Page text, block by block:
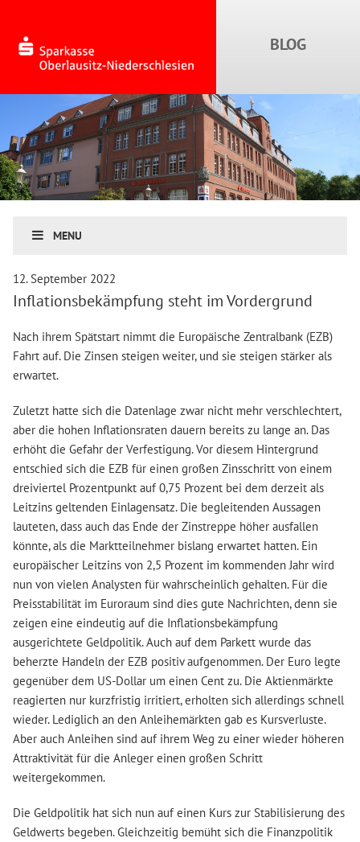
MENU
12. September 2022
Inflationsbekämpfung steht im Vordergrund
Nach ihrem Spätstart nimmt die Europäische Zentralbank (EZB)
Fahrt auf. Die Zinsen steigen weiter, und sie steigen stärker als
erwartet.
Zuletzt hatte sich die Datenlage zwar nicht mehr verschlechtert,
aber die hohen Inflationsraten dauern bereits zu lange an. Das
erhöht die Gefahr der Verfestigung. Vor diesem Hintergrund
entschied sich die EZB für einen großen Zinsschritt von einem
dreiviertel Prozentpunkt auf 0,75 Prozent bei dem derzeit als
Leitzins geltenden Einlagensatz. Die begleitenden Aussagen
lauteten, dass auch das Ende der Zinstreppe höher ausfallen
könnte, als die Marktteilnehmer bislang erwartet hatten. Ein
europäischer Leitzins von 2,5 Prozent im kommenden Jahr wird
nun von vielen Analysten für wahrscheinlich gehalten. Für die
Preisstabilität im Euroraum sind dies gute Nachrichten, denn sie
zeigen eine eindeutig auf die Inflationsbekämpfung
ausgerichtete Geldpolitik. Auch auf dem Parkett wurde das
beherzte Handeln der EZB positiv aufgenommen. Der Euro legte
gegenüber dem US-Dollar um einen Cent zu. Die Aktienmärkte
reagierten nur kurzfristig irritiert, erholten sich allerdings schnell
wieder. Lediglich an den Anleihemärkten gab es Kursverluste.
Aber auch Anleihen sind auf ihrem Weg zu einer wieder höheren
Attraktivität für die Anleger einen großen Schritt
weitergekommen.
Die Geldpolitik hat sich nun auf einen Kurs zur Stabilisierung des
Geldwerts begeben. Gleichzeitig bemüht sich die Finanzpolitik